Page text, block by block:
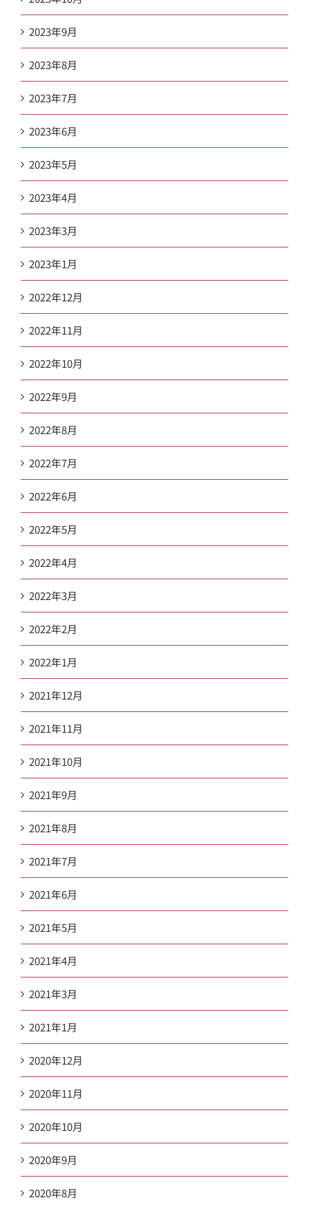
2023年9月
2023年8月
2023年7月
2023年6月
2023年5月
2023年4月
2023年3月
2023年1月
2022年12月
2022年11月
2022年10月
2022年9月
2022年8月
2022年7月
2022年6月
2022年5月
2022年4月
2022年3月
2022年2月
2022年1月
2021年12月
2021年11月
2021年10月
2021年9月
2021年8月
2021年7月
2021年6月
2021年5月
2021年4月
2021年3月
2021年1月
2020年12月
2020年11月
2020年10月
2020年9月
2020年8月